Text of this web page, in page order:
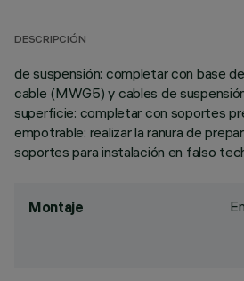
DESCRIPCIÓN
de suspensión: completar con base
cable (MWG5) y cables de
superficie: completar con soportes
empotrable: realizar la ranura de
soportes para instalación en falso
Montaje